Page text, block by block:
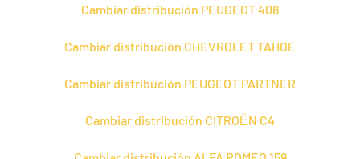
Cambiar distribución PEUGEOT 408
Cambiar distribución CHEVROLET TAHOE
Cambiar distribución PEUGEOT PARTNER
Cambiar distribución CITROЁN C4